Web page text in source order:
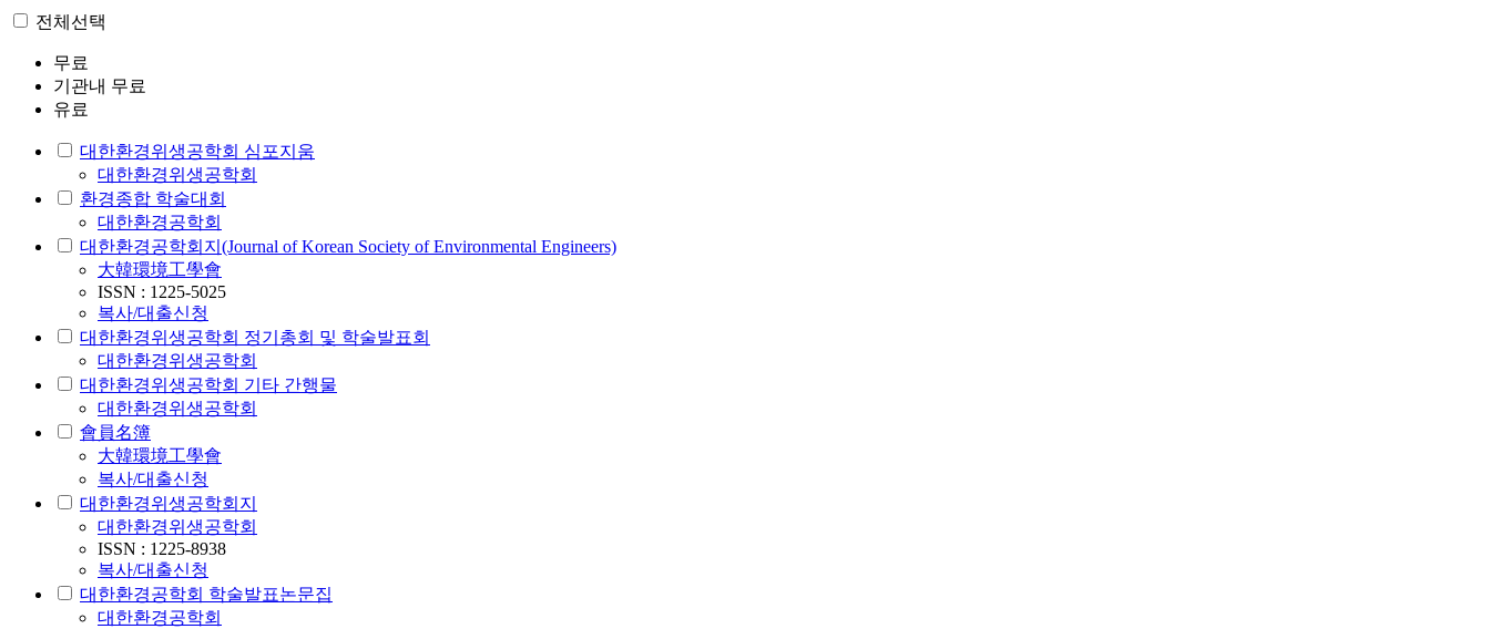
전체선택
무료
기관내 무료
유료
대한환경위생공학회 심포지움
대한환경위생공학회
환경종합 학술대회
대한환경공학회
대한환경공학회지(Journal of Korean Society of Environmental Engineers)
大韓環境工學會
ISSN : 1225-5025
복사/대출신청
대한환경위생공학회 정기총회 및 학술발표회
대한환경위생공학회
대한환경위생공학회 기타 간행물
대한환경위생공학회
會員名簿
大韓環境工學會
복사/대출신청
대한환경위생공학회지
대한환경위생공학회
ISSN : 1225-8938
복사/대출신청
대한환경공학회 학술발표논문집
대한환경공학회